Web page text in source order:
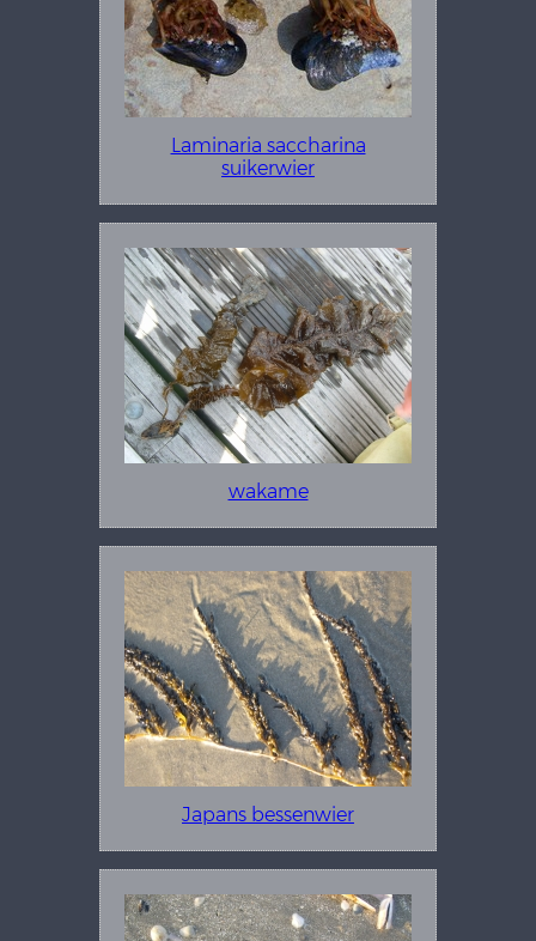
Laminaria saccharina
suikerwier
wakame
Japans bessenwier